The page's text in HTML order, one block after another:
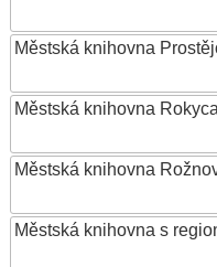
Městská knihovna
Městská knihovna
Městská knihovna
Městská knihovna s